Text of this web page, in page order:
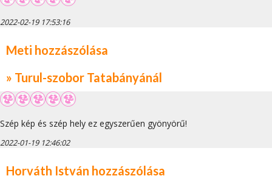
2022-02-19 17:53:16
Meti hozzászólása
» Turul-szobor Tatabányánál
Szép kép és szép hely ez egyszerűen gyönyörű!
2022-01-19 12:46:02
Horváth István hozzászólása